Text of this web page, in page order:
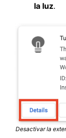
la luz.
Desactivar la